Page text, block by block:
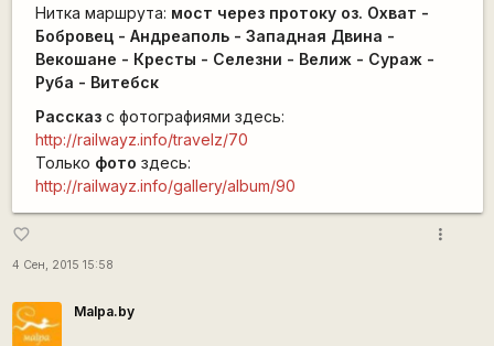
Нитка маршрута: мост через протоку оз. Охват -
Бобровец - Андреаполь - Западная Двина -
Векошане - Кресты - Селезни - Велиж - Сураж -
Руба - Витебск
Рассказс фотографиями здесь:
http://railwayz.info/travelz/70
Только фото здесь:
http://railwayz.info/gallery/album/90
favorite_border
4 Сен, 2015 15:58
more_vert
Malpa.by